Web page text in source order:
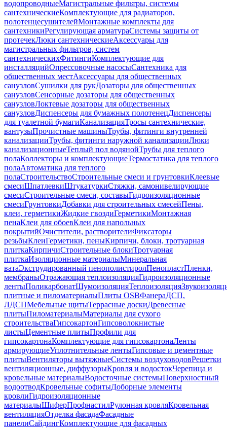
водопроводныеМагистральные фильтры, системы
сантехническиеКомплектующие для радиаторов,
полотенцесушителейМонтажные комплекты для
сантехникиРегулирующая арматураСистемы защиты от
протечекЛюки сантехническиеАксессуары для
магистральных фильтров, систем
сантехническихФитингиКомплектующие для
инсталляцийОпрессовочные насосыСантехника для
общественных местАксессуары для общественных
санузловСушилки для рукДозаторы для общественных
санузловСенсорные дозаторы для общественных
санузловЛоктевые дозаторы для общественных
санузловДиспенсеры для бумажных полотенецДиспенсеры
для туалетной бумагиКанализацияТросы сантехнические,
вантузыПрочистные машиныТрубы, фитинги внутренней
канализацииТрубы, фитинги наружной канализацииЛюки
канализационныеТеплый пол водянойТрубы для теплого
полаКоллекторы и комплектующиеТермостатика для теплого
полаАвтоматика для теплого
полаСтроительствоСтроительные смеси и грунтовкиКлеевые
смесиШпатлевкиШтукатуркиСтяжки, самонивелирующие
смесиСтроительные смеси, составыГидроизоляционные
смесиГрунтовкиДобавки для строительных смесейПены,
клеи, герметикиЖидкие гвоздиГерметикиМонтажная
пенаКлеи для обоевКлеи для напольных
покрытийОчистители, растворителиФиксаторы
резьбыКлеиГерметики, пеныКирпичи, блоки, тротуарная
плиткаКирпичиСтроительные блокиТротуарная
плиткаИзоляционные материалыМинеральная
ватаЭкструдированный пенополистиролПенопластПленки,
мембраныОтражающая теплоизоляцияГидроизоляционные
лентыПоликарбонатШумоизоляцияТеплоизоляция
плитные и пиломатериалыПлиты OSBФанераДСП,
ЛДСПМебельные щитыТеррасные доскиДревесные
плитыПиломатериалыМатериалы для сухого
строительстваГипсокартонГипсоволокнистые
листыЦементные плитыПрофили для
гипсокартонаКомплектующие для гипсокартонаЛенты
армирующиеУплотнительные лентыГипсовые и цементные
плитыВентиляторы вытяжныеСистемы воздуховодовРешетки
вентиляционные, диффузорыКровля и водостокЧерепица и
кровельные материалыВодосточные системыПоверхностный
водоотводКровельные софитыДоборные элементы
кровлиГидроизоляционные
материалыШиферПрофнастилРулонная кровляКровельная
вентиляцияОтделка фасадаФасадные
панелиСайдингКомплектующие для фасадных